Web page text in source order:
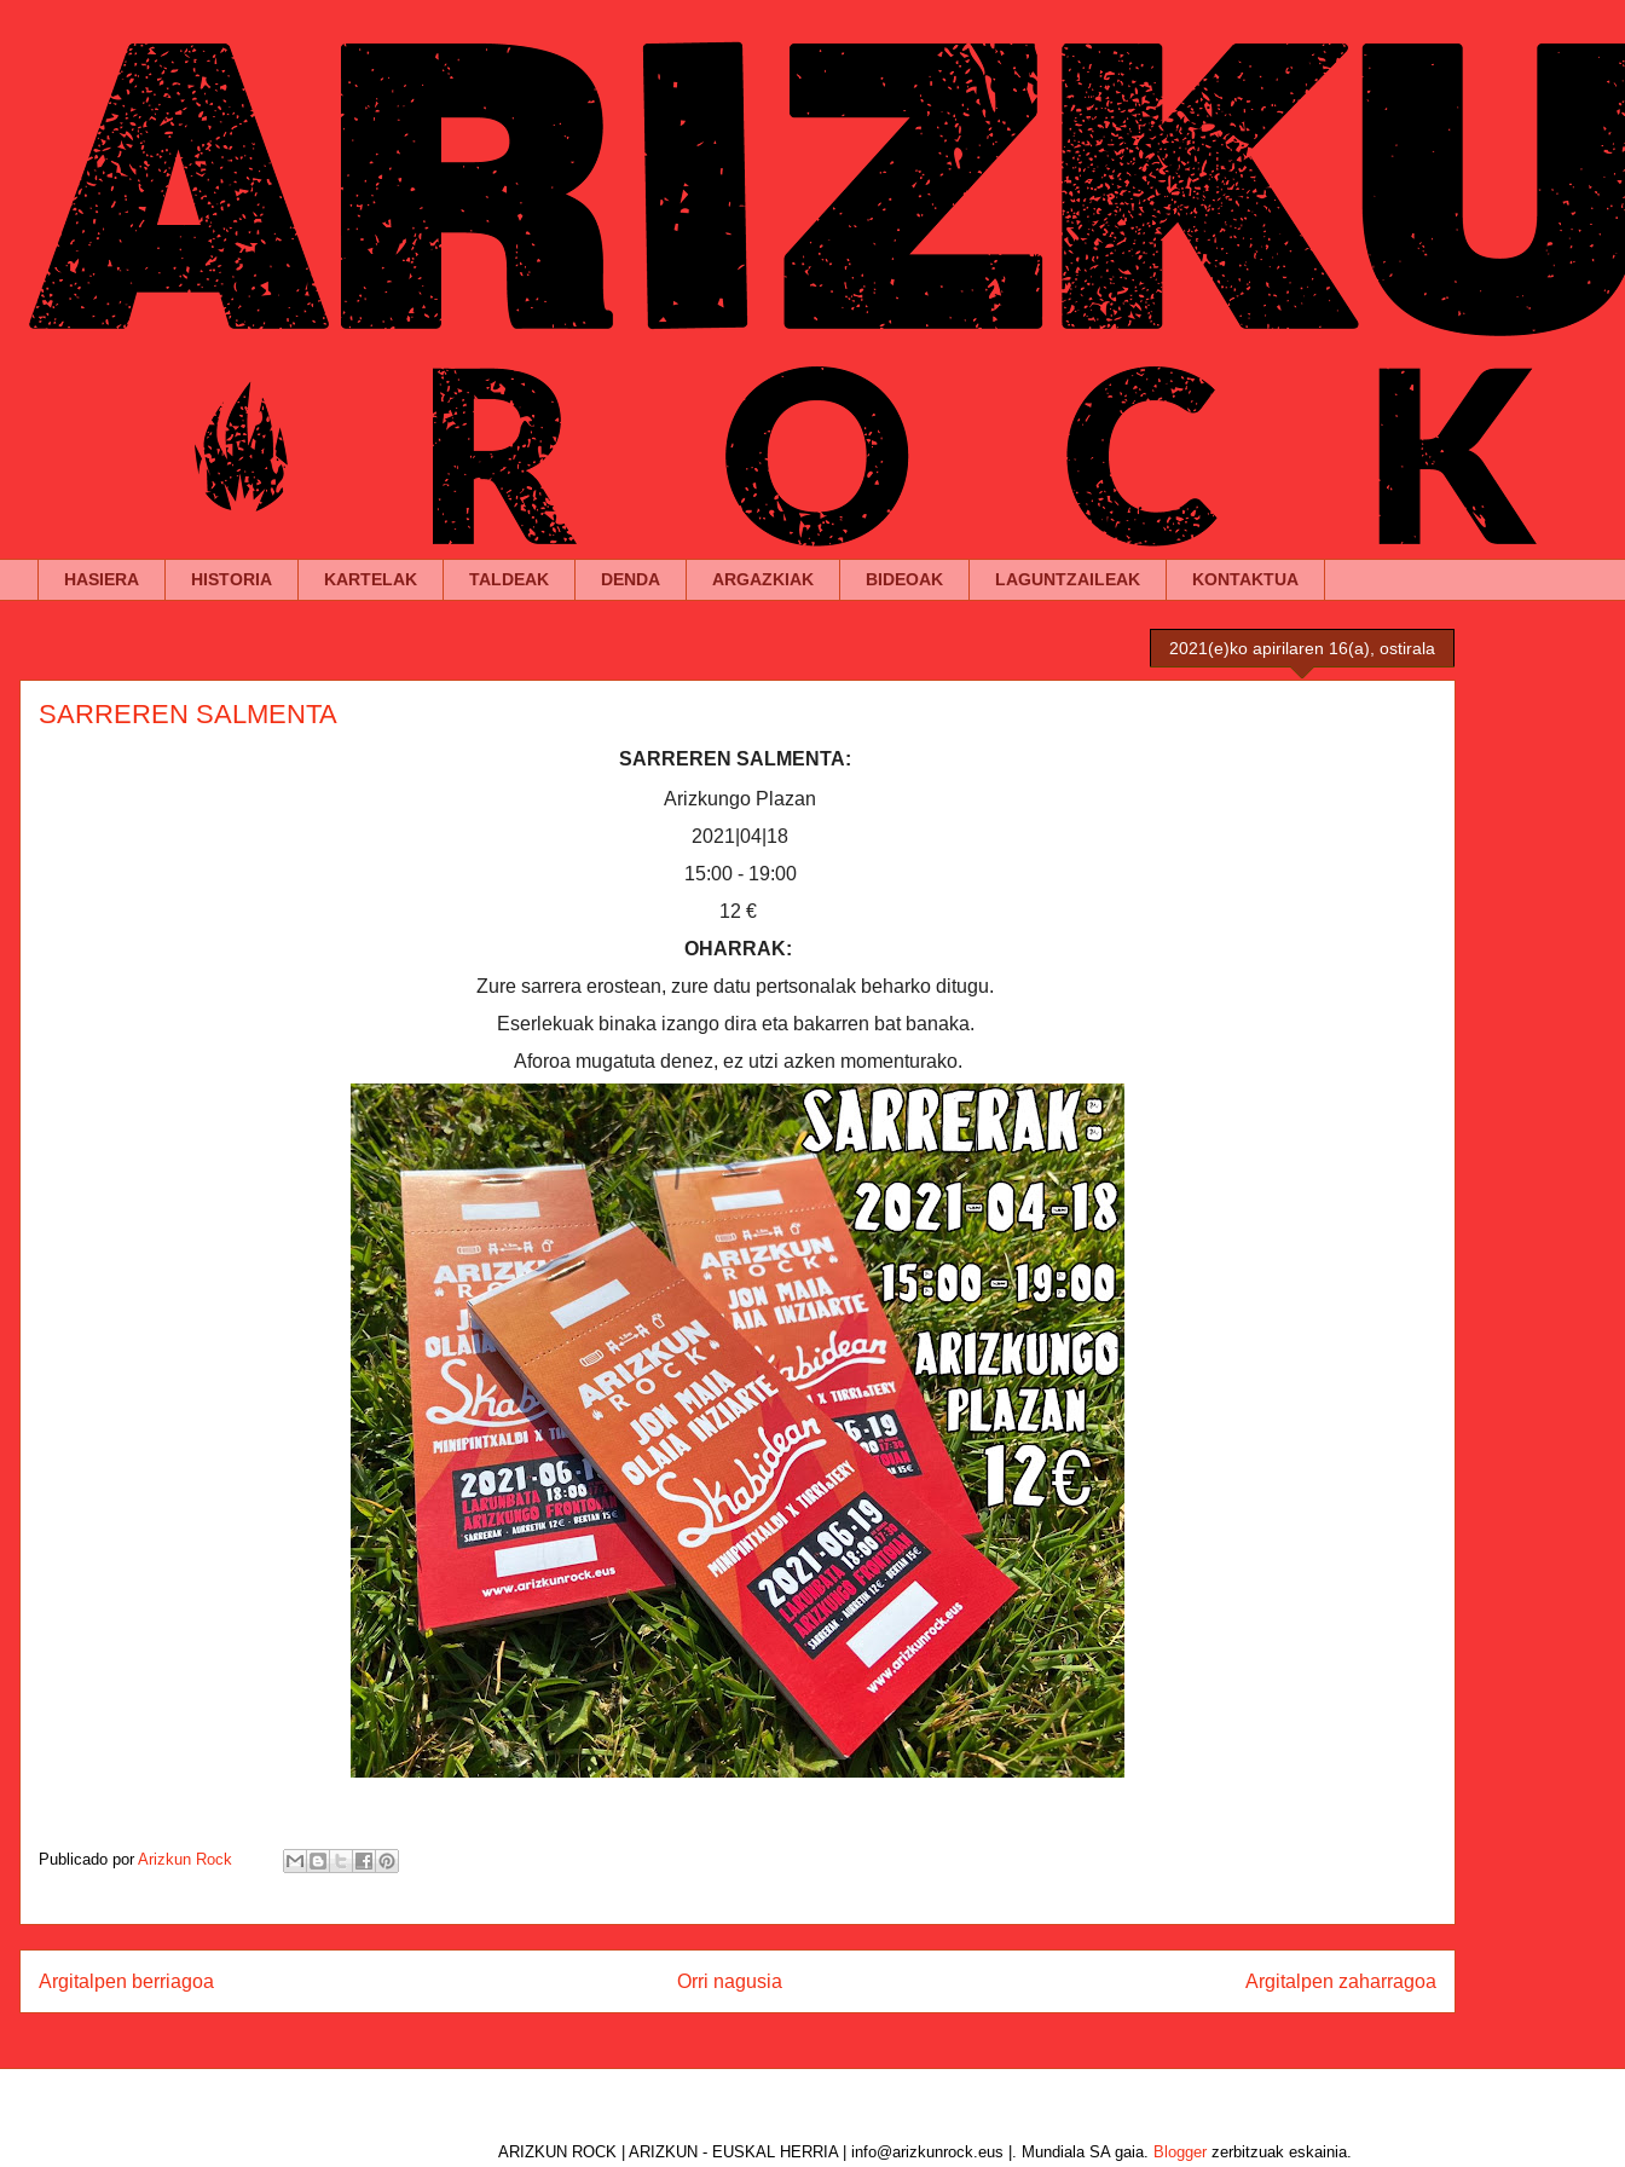
HASIERA HISTORIA KARTELAK TALDEAK DENDA ARGAZKIAK BIDEOAK LAGUNTZAILEAK KONTAKTUA
2021(e)ko apirilaren 16(a), ostirala
SARREREN SALMENTA
SARREREN SALMENTA:
Arizkungo Plazan
2021|04|18
15:00 - 19:00
12 €
OHARRAK:
Zure sarrera erostean, zure datu pertsonalak beharko ditugu.
Eserlekuak binaka izango dira eta bakarren bat banaka.
Aforoa mugatuta denez, ez utzi azken momenturako.
Publicado porArizkun Rock
Argitalpen berriagoa Argitalpen zaharragoa
Orri nagusia
ARIZKUN ROCK | ARIZKUN - EUSKAL HERRIA | info@arizkunrock.eus |. Mundiala SA gaia. Bloggerzerbitzuak eskainia.